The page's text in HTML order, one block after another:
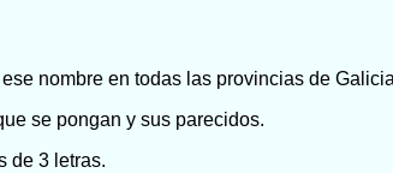
nombre en todas las provincias de
se pongan y sus parecidos.
de 3 letras.